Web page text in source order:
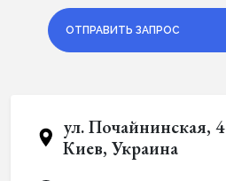
ОТПРАВИТЬ ЗАПРОС
ул. Почайнинская, 4
Киев, Украина